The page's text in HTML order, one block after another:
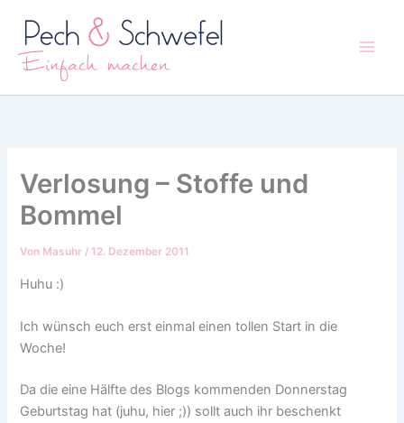
Inhalt
springen
Verlosung – Stoffe und
Bommel
Von Masuhr /12. Dezember 2011
Huhu :)
Ich wünsch euch erst einmal einen tollen Start in die
Woche!
Da die eine Hälfte des Blogs kommenden Donnerstag
Geburtstag hat (juhu, hier ;)) sollt auch ihr beschenkt